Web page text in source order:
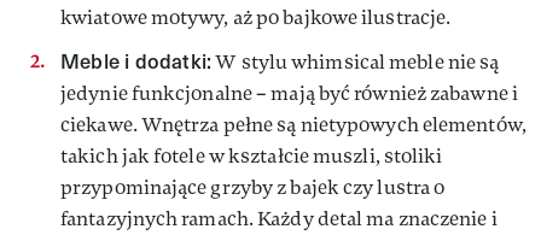
kwiatowe motywy, aż po bajkowe ilustracje.
Meble i dodatki:W stylu whimsical meble nie są
jedynie funkcjonalne – mają być również zabawne i
ciekawe. Wnętrza pełne są nietypowych elementów,
takich jak fotele w kształcie muszli, stoliki
przypominające grzyby z bajek czy lustra o
fantazyjnych ramach. Każdy detal ma znaczenie i